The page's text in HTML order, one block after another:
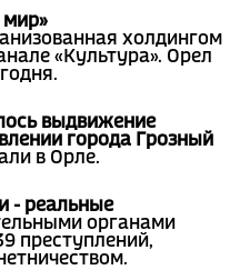
мир»
холдингом
«Культура». Орел
выдвижение
города Грозный
в Орле.
- реальные
органами
преступлений,